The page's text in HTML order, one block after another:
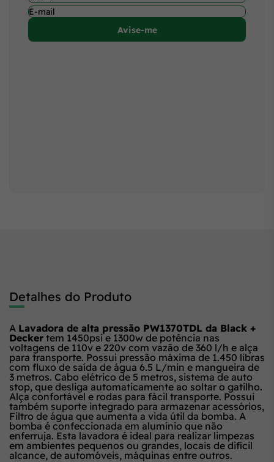
Avise-me
Detalhes do Produto
A Lavadora de alta pressão PW1370TDL da Black +
Decker tem 1450psi e 1300w de potência nas
voltagens de 110v e 220v com vazão de 360 l/h e alça
para transporte. Possui pressão máxima de 1.450 libras
com fluxo de saída de água 6.5 L/min e mangueira de
3 metros. Cabo elétrico de 5 metros, sistema de auto
stop, que desliga automaticamente ao soltar o gatilho.
Alça confortável e rodas para fácil transporte. Possui
também suporte integrado para armazenar acessórios,
Filtro de água que aumenta a vida útil da bomba. A
bomba é confeccionada em alumínio que não
enferruja. Esta lavadora é ideal para realizar limpezas
em ambientes pequenos ou grandes, locais de difícil
alcance, de automóveis, máquinas entre outros.